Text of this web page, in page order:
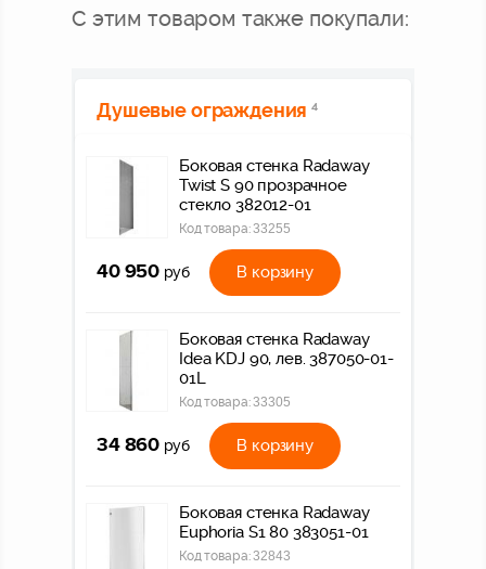
С этим товаром также покупали:
Душевые ограждения 4
Боковая стенка Radaway
Twist S 90 прозрачное
стекло 382012-01
Код товара:33255
40 950 руб В корзину
Боковая стенка Radaway
Idea KDJ 90, лев. 387050-01-
01L
Код товара:33305
34 860 руб В корзину
Боковая стенка Radaway
Euphoria S1 80 383051-01
Код товара:32843